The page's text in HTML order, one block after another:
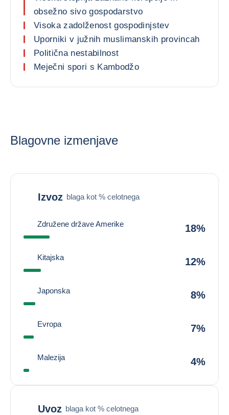
obsežno sivo gospodarstvo
Visoka zadolženost gospodinjstev
Uporniki v južnih muslimanskih provincah
Politična nestabilnost
Meječni spori s Kambodžo
Blagovne izmenjave
Izvoz blaga kot % celotnega
Združene države Amerike 18%
Kitajska 12%
Japonska 8%
Evropa 7%
Malezija 4%
Uvoz blaga kot % celotnega